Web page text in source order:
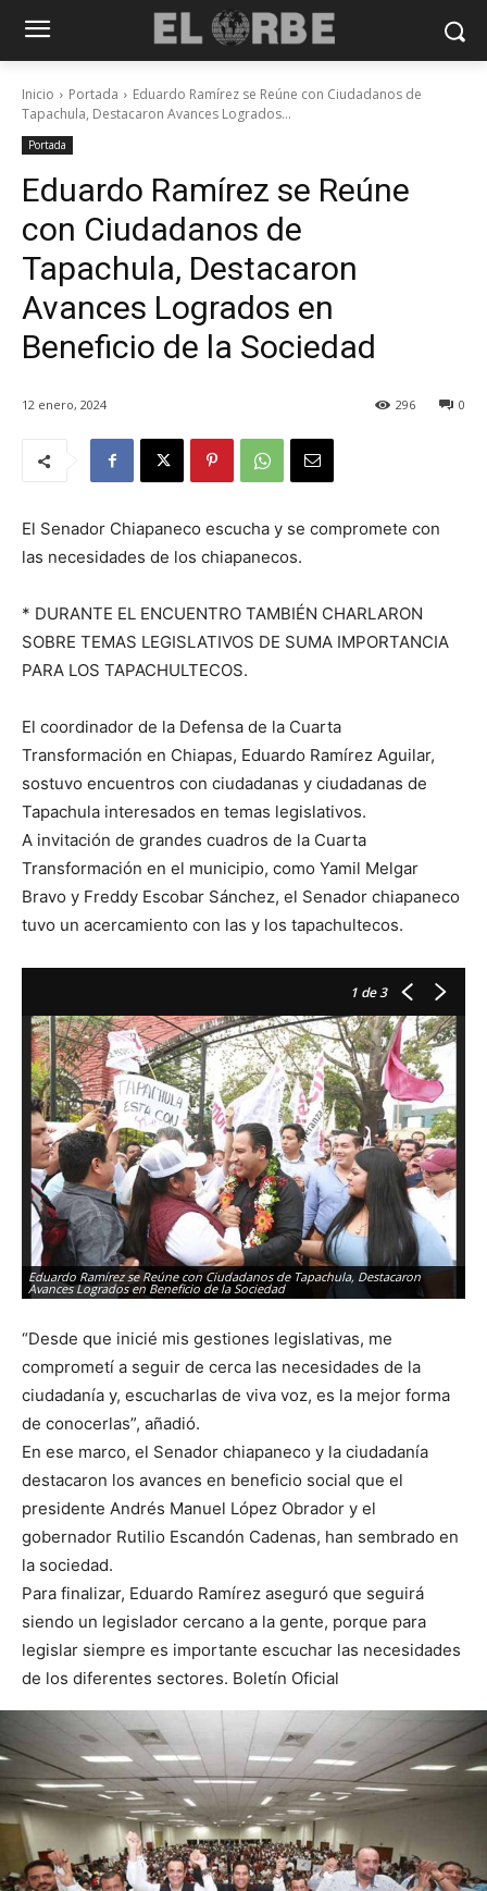
Inicio Portada
Eduardo Ramírez se Reúne con Ciudadanos de
Tapachula, Destacaron Avances Logrados...
Portada
Eduardo Ramírez se Reúne
con Ciudadanos de
Tapachula, Destacaron
Avances Logrados en
Beneficio de la Sociedad
12 enero, 2024 0
296
El Senador Chiapaneco escucha y se compromete con
las necesidades de los chiapanecos.
* DURANTE EL ENCUENTRO TAMBIÉN CHARLARON
SOBRE TEMAS LEGISLATIVOS DE SUMA IMPORTANCIA
PARA LOS TAPACHULTECOS.
El coordinador de la Defensa de la Cuarta
Transformación en Chiapas, Eduardo Ramírez Aguilar,
sostuvo encuentros con ciudadanas y ciudadanas de
Tapachula interesados en temas legislativos.
A invitación de grandes cuadros de la Cuarta
Transformación en el municipio, como Yamil Melgar
Bravo y Freddy Escobar Sánchez, el Senador chiapaneco
tuvo un acercamiento con las y los tapachultecos.
1 de 3
Eduardo Ramírez se Reúne con Ciudadanos de Tapachula, Destacaron
Avances Logrados en Beneficio de la Sociedad
“Desde que inicié mis gestiones legislativas, me
comprometí a seguir de cerca las necesidades de la
ciudadanía y, escucharlas de viva voz, es la mejor forma
de conocerlas”, añadió.
En ese marco, el Senador chiapaneco y la ciudadanía
destacaron los avances en beneficio social que el
presidente Andrés Manuel López Obrador y el
gobernador Rutilio Escandón Cadenas, han sembrado en
la sociedad.
Para finalizar, Eduardo Ramírez aseguró que seguirá
siendo un legislador cercano a la gente, porque para
legislar siempre es importante escuchar las necesidades
de los diferentes sectores. Boletín Oficial